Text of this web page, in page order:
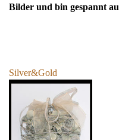
Bilder und bin gespannt
Silver&Gold